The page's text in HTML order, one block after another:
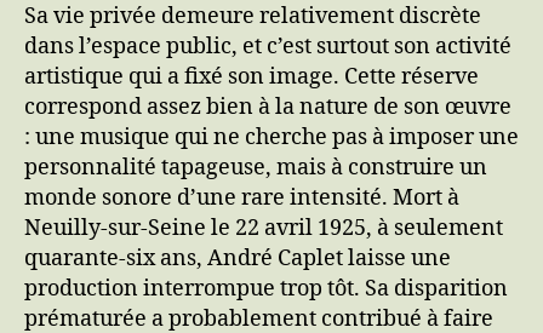
Sa vie privée demeure relativement discrète
dans l’espace public, et c’est surtout son activité
artistique qui a fixé son image. Cette réserve
correspond assez bien à la nature de son œuvre
: une musique qui ne cherche pas à imposer une
personnalité tapageuse, mais à construire un
monde sonore d’une rare intensité. Mort à
Neuilly-sur-Seine le 22 avril 1925, à seulement
quarante-six ans, André Caplet laisse une
production interrompue trop tôt. Sa disparition
prématurée a probablement contribué à faire